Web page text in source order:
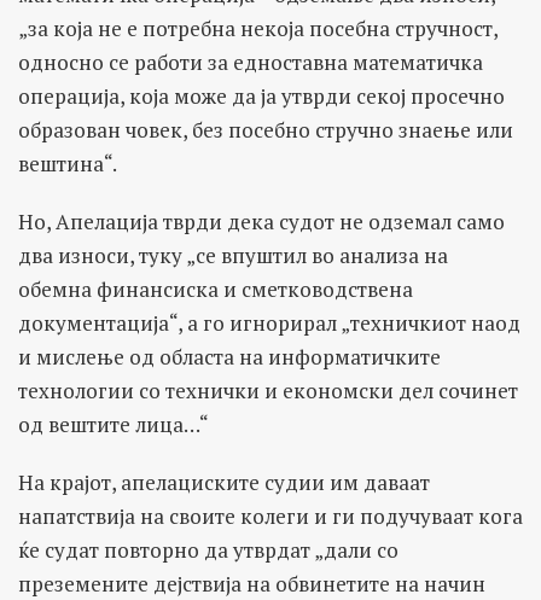
„за која не е потребна некоја посебна стручност,
односно се работи за едноставна математичка
операција, која може да ја утврди секој просечно
образован човек, без посебно стручно знаење или
вештина“.
Но, Апелација тврди дека судот не одземал само
два износи, туку „се впуштил во анализа на
обемна финансиска и сметководствена
документација“, а го игнорирал „техничкиот наод
и мислење од областа на информатичките
технологии со технички и економски дел сочинет
од вештите лица…“
На крајот, апелациските судии им даваат
напатствија на своите колеги и ги подучуваат кога
ќе судат повторно да утврдат „дали со
преземените дејствија на обвинетите на начин